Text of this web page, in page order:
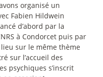
organisé un
Fabien Hildwein
d’abord par la
à Condorcet puis par
sur le même thème
sur l’accueil des
psychiques s’inscrit